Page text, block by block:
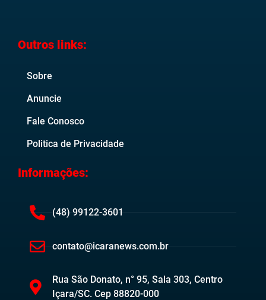
Outros links:
Sobre
Anuncie
Fale Conosco
Politica de Privacidade
Informações:
(48) 99122-3601
contato@icaranews.com.br
Rua São Donato, n° 95, Sala 303, Centro
Içara/SC. Cep 88820-000